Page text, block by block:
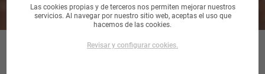
Las cookies propias y de terceros nos permiten mejorar nuestros
servicios. Al navegar por nuestro sitio web, aceptas el uso que
hacemos de las cookies.
Revisar y configurar cookies.